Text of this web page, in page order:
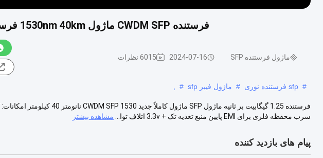
فرستنده CWDM SFP ماژول 1530nm 40km فرستنده 1.25Gbps 3 سال گارانتی
ماژول فرستنده SFP 2024-07-16 6015 نظرات
# sfp فرستنده نوری # ماژول فیبر sfp #
سرب محفظه فلزی برای EMI پایین منبع تغذیه تک + 3.3v اتلاف توا...
مشاهده بیشتر
پیام های بازدید کننده